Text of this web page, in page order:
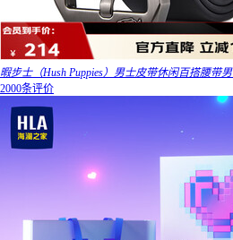
暇步士（Hush Puppies）男士皮带休闲百搭腰带
2000条评价